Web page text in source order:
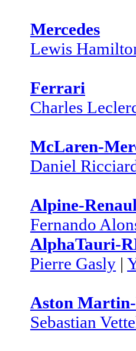
Mercedes
Lewis
Ferrari
Charles
McLaren-
Daniel
Alpine-
Fernando
AlphaTauri-
Pierre Gasly |
Aston
Sebastian